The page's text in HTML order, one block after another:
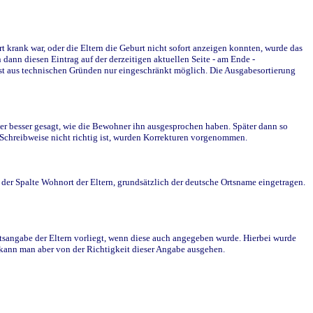
war, oder die Eltern die Geburt nicht sofort anzeigen konnten, wurde das
diesen Eintrag auf der derzeitigen aktuellen Seite - am Ende -
technischen Gründen nur eingeschränkt möglich. Die Ausgabesortierung
gesagt, wie die Bewohner ihn ausgesprochen haben. Später dann so
nicht richtig ist, wurden Korrekturen vorgenommen.
Spalte Wohnort der Eltern, grundsätzlich der deutsche Ortsname eingetragen.
der Eltern vorliegt, wenn diese auch angegeben wurde. Hierbei wurde
man aber von der Richtigkeit dieser Angabe ausgehen.